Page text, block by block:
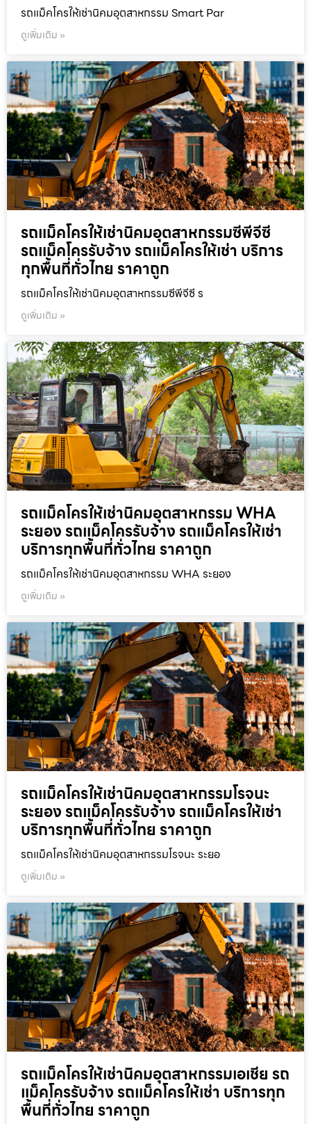
รถแม็คโครให้เช่านิคมอุตสาหกรรม Smart Par
ดูเพิ่มเติม »
รถแม็คโครให้เช่านิคมอุตสาหกรรมซีพีจีซี
รถแม็คโครรับจ้าง รถแม็คโครให้เช่า บริการ
ทุกพื้นที่ทั่วไทย ราคาถูก
รถแม็คโครให้เช่านิคมอุตสาหกรรมซีพีจีซี ร
ดูเพิ่มเติม »
รถแม็คโครให้เช่านิคมอุตสาหกรรม WHA
ระยอง รถแม็คโครรับจ้าง รถแม็คโครให้เช่า
บริการทุกพื้นที่ทั่วไทย ราคาถูก
รถแม็คโครให้เช่านิคมอุตสาหกรรม WHA ระยอง
ดูเพิ่มเติม »
รถแม็คโครให้เช่านิคมอุตสาหกรรมโรจนะ
ระยอง รถแม็คโครรับจ้าง รถแม็คโครให้เช่า
บริการทุกพื้นที่ทั่วไทย ราคาถูก
รถแม็คโครให้เช่านิคมอุตสาหกรรมโรจนะ ระยอ
ดูเพิ่มเติม »
รถแม็คโครให้เช่านิคมอุตสาหกรรมเอเชีย รถ
แม็คโครรับจ้าง รถแม็คโครให้เช่า บริการทุก
พื้นที่ทั่วไทย ราคาถูก